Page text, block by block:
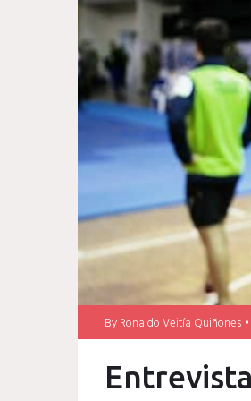
Sport
16
ByRonaldo Veitía Quiñones